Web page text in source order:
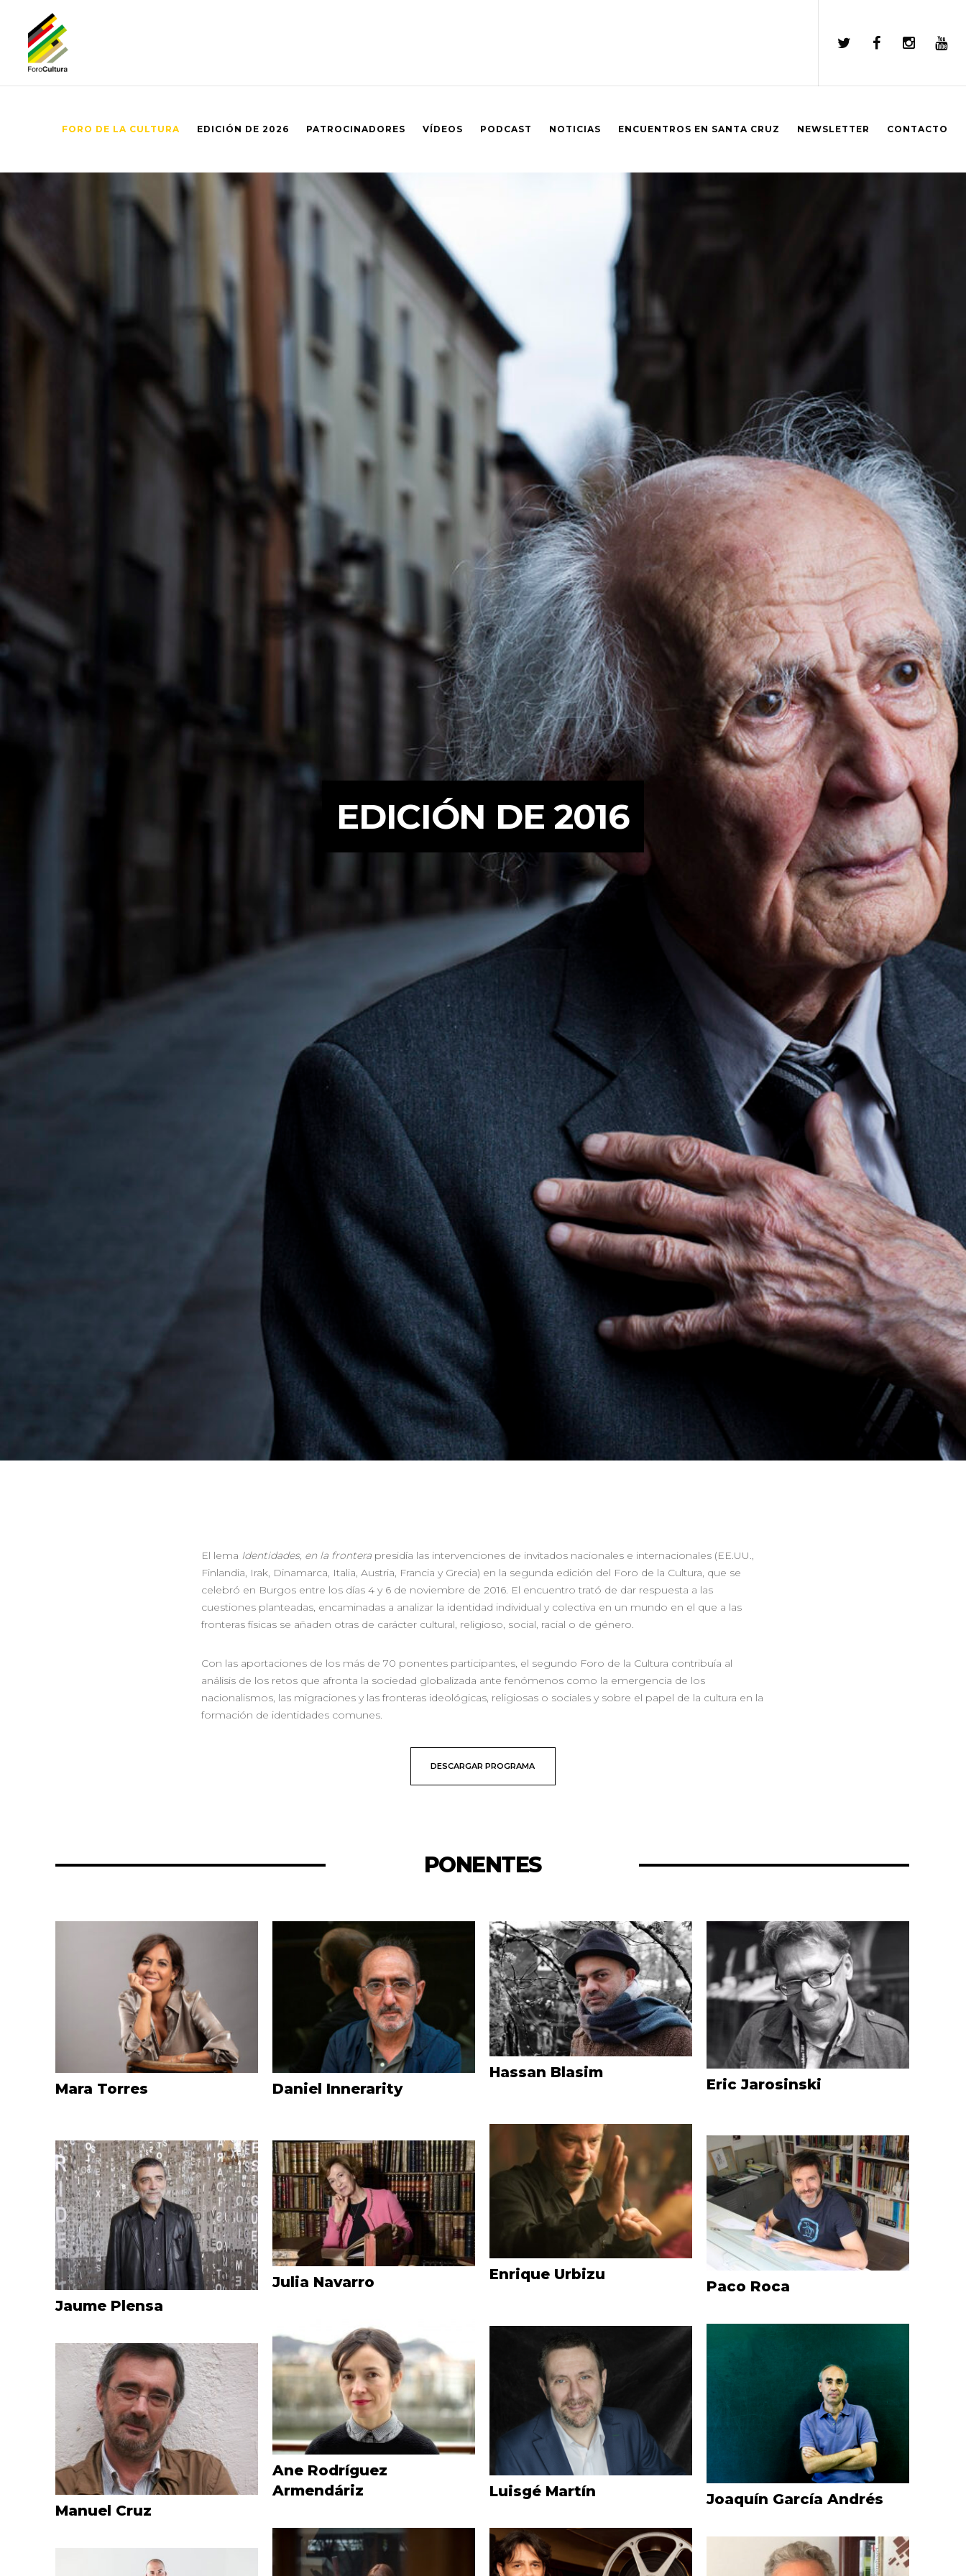
FORO DE LA CULTURA EDICIÓN DE 2026 PATROCINADORES VÍDEOS PODCAST NOTICIAS ENCUENTROS EN SANTA CRUZ NEWSLETTER CONTACTO
EDICIÓN DE 2016
El lema Identidades, en la frontera presidía las intervenciones de invitados nacionales e internacionales (EE.UU.,
Finlandia, Irak, Dinamarca, Italia, Austria, Francia y Grecia) en la segunda edición del Foro de la Cultura, que se
celebró en Burgos entre los días 4 y 6 de noviembre de 2016. El encuentro trató de dar respuesta a las
cuestiones planteadas, encaminadas a analizar la identidad individual y colectiva en un mundo en el que a las
fronteras físicas se añaden otras de carácter cultural, religioso, social, racial o de género.
Con las aportaciones de los más de 70 ponentes participantes, el segundo Foro de la Cultura contribuía al
análisis de los retos que afronta la sociedad globalizada ante fenómenos como la emergencia de los
nacionalismos, las migraciones y las fronteras ideológicas, religiosas o sociales y sobre el papel de la cultura en la
formación de identidades comunes.
DESCARGAR PROGRAMA
PONENTES
Mara Torres Daniel Innerarity
Hassan Blasim
Eric Jarosinski
Enrique Urbizu
Paco Roca
Jaume Plensa
Julia Navarro
Ane Rodríguez
Armendáriz
Joaquín García Andrés
Luisgé Martín
Manuel Cruz